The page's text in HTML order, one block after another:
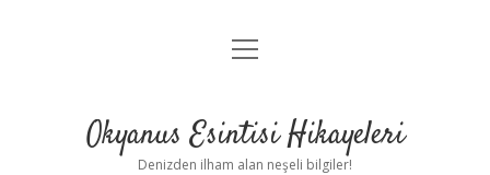
Anasayfa
Yasal Uyarı
menüyü
Okyanus Esintisi Hikayeleri
Denizden ilham alan neşeli bilgiler!